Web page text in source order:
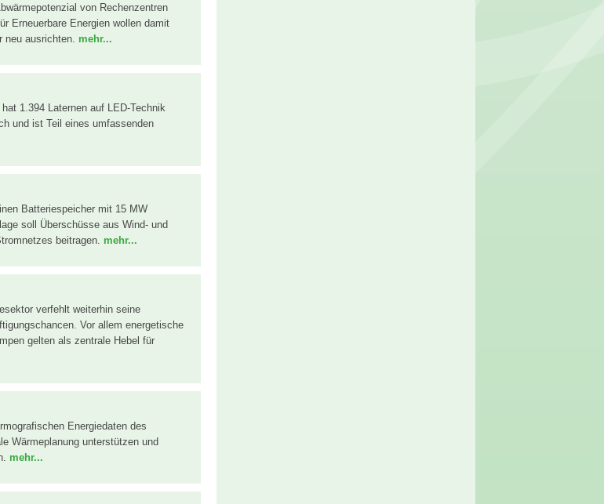
von Rechenzentren
Erneuerbare Energien wollen damit
neu ausrichten. mehr...
1.394 Laternen auf LED-Technik
und ist Teil eines umfassenden
Batteriespeicher mit 15 MW
soll Überschüsse aus Wind- und
beitragen. mehr...
verfehlt weiterhin seine
Vor allem energetische
gelten als zentrale Hebel für
Energiedaten des
Wärmeplanung unterstützen und
mehr...